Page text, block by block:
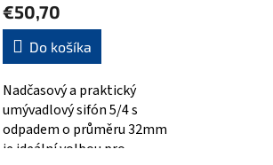
€50,70
Do košíka
Nadčasový a praktický
umývadlový sifón 5/4 s
odpadem o průměru 32mm
je ideální volbou pro